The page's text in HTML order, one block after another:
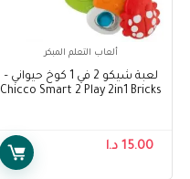
ألعاب التعلم المبكر
لعبة شيكو 2 في 1 كوخ حيواني –
Chicco Smart 2 Play 2in1 Bricks
15.00 د.ا